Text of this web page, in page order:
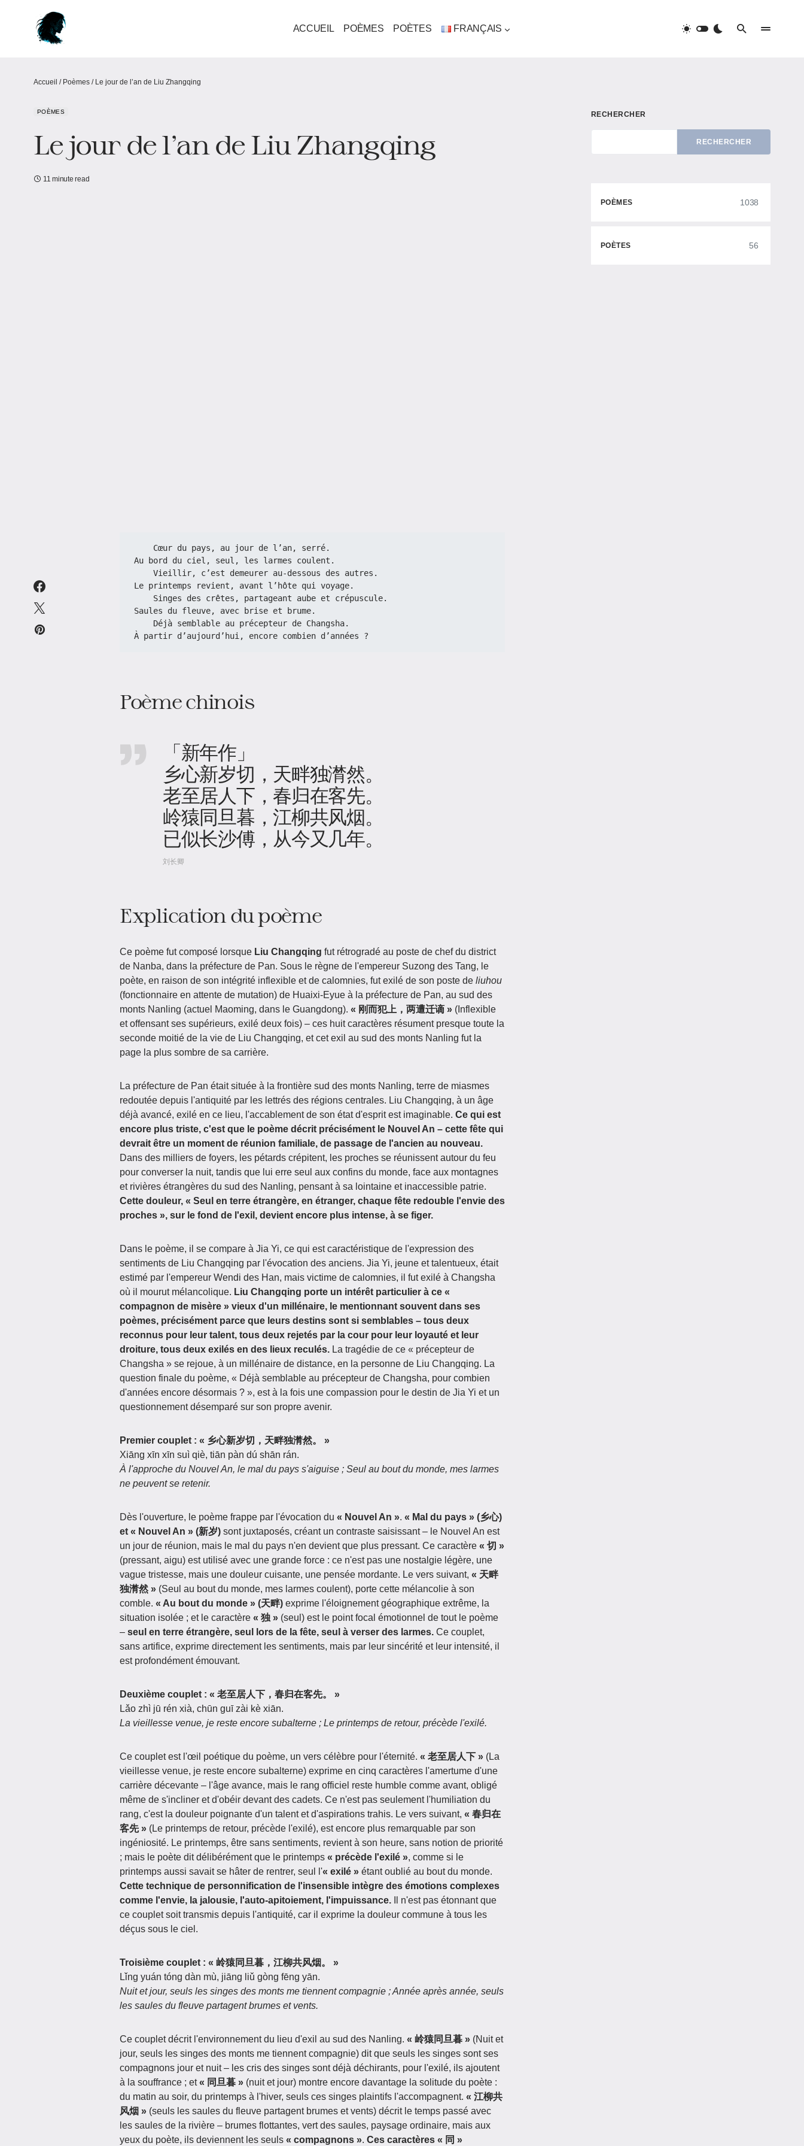
ACCUEIL POÈMES POÈTES FRANÇAIS
Accueil / Poèmes / Le jour de l’an de Liu Zhangqing
POÈMES
Le jour de l’an de Liu Zhangqing
11 minute read
    Cœur du pays, au jour de l’an, serré.
Au bord du ciel, seul, les larmes coulent.
    Vieillir, c’est demeurer au-dessous des autres.
Le printemps revient, avant l’hôte qui voyage.
    Singes des crêtes, partageant aube et crépuscule.
Saules du fleuve, avec brise et brume.
    Déjà semblable au précepteur de Changsha.
À partir d’aujourd’hui, encore combien d’années ?
Poème chinois
「新年作」
乡心新岁切，天畔独潸然。
老至居人下，春归在客先。
岭猿同旦暮，江柳共风烟。
已似长沙傅，从今又几年。
刘长卿
Explication du poème
Ce poème fut composé lorsque Liu Changqing fut rétrogradé au poste de chef du district
de Nanba, dans la préfecture de Pan. Sous le règne de l'empereur Suzong des Tang, le
poète, en raison de son intégrité inflexible et de calomnies, fut exilé de son poste de liuhou
(fonctionnaire en attente de mutation) de Huaixi-Eyue à la préfecture de Pan, au sud des
monts Nanling (actuel Maoming, dans le Guangdong). « 刚而犯上，两遭迁谪 » (Inflexible
et offensant ses supérieurs, exilé deux fois) – ces huit caractères résument presque toute la
seconde moitié de la vie de Liu Changqing, et cet exil au sud des monts Nanling fut la
page la plus sombre de sa carrière.
La préfecture de Pan était située à la frontière sud des monts Nanling, terre de miasmes
redoutée depuis l'antiquité par les lettrés des régions centrales. Liu Changqing, à un âge
déjà avancé, exilé en ce lieu, l'accablement de son état d'esprit est imaginable. Ce qui est
encore plus triste, c'est que le poème décrit précisément le Nouvel An – cette fête qui
devrait être un moment de réunion familiale, de passage de l'ancien au nouveau.
Dans des milliers de foyers, les pétards crépitent, les proches se réunissent autour du feu
pour converser la nuit, tandis que lui erre seul aux confins du monde, face aux montagnes
et rivières étrangères du sud des Nanling, pensant à sa lointaine et inaccessible patrie.
Cette douleur, « Seul en terre étrangère, en étranger, chaque fête redouble l'envie des
proches », sur le fond de l'exil, devient encore plus intense, à se figer.
Dans le poème, il se compare à Jia Yi, ce qui est caractéristique de l'expression des
sentiments de Liu Changqing par l'évocation des anciens. Jia Yi, jeune et talentueux, était
estimé par l'empereur Wendi des Han, mais victime de calomnies, il fut exilé à Changsha
où il mourut mélancolique. Liu Changqing porte un intérêt particulier à ce «
compagnon de misère » vieux d'un millénaire, le mentionnant souvent dans ses
poèmes, précisément parce que leurs destins sont si semblables – tous deux
reconnus pour leur talent, tous deux rejetés par la cour pour leur loyauté et leur
droiture, tous deux exilés en des lieux reculés. La tragédie de ce « précepteur de
Changsha » se rejoue, à un millénaire de distance, en la personne de Liu Changqing. La
question finale du poème, « Déjà semblable au précepteur de Changsha, pour combien
d'années encore désormais ? », est à la fois une compassion pour le destin de Jia Yi et un
questionnement désemparé sur son propre avenir.
Premier couplet : « 乡心新岁切，天畔独潸然。 »
Xiāng xīn xīn suì qiè, tiān pàn dú shān rán.
À l'approche du Nouvel An, le mal du pays s'aiguise ; Seul au bout du monde, mes larmes
ne peuvent se retenir.
Dès l'ouverture, le poème frappe par l'évocation du « Nouvel An ». « Mal du pays » (乡心)
et « Nouvel An » (新岁) sont juxtaposés, créant un contraste saisissant – le Nouvel An est
un jour de réunion, mais le mal du pays n'en devient que plus pressant. Ce caractère « 切 »
(pressant, aigu) est utilisé avec une grande force : ce n'est pas une nostalgie légère, une
vague tristesse, mais une douleur cuisante, une pensée mordante. Le vers suivant, « 天畔
独潸然 » (Seul au bout du monde, mes larmes coulent), porte cette mélancolie à son
comble. « Au bout du monde » (天畔) exprime l'éloignement géographique extrême, la
situation isolée ; et le caractère « 独 » (seul) est le point focal émotionnel de tout le poème
– seul en terre étrangère, seul lors de la fête, seul à verser des larmes. Ce couplet,
sans artifice, exprime directement les sentiments, mais par leur sincérité et leur intensité, il
est profondément émouvant.
Deuxième couplet : « 老至居人下，春归在客先。 »
Lǎo zhì jū rén xià, chūn guī zài kè xiān.
La vieillesse venue, je reste encore subalterne ; Le printemps de retour, précède l'exilé.
Ce couplet est l'œil poétique du poème, un vers célèbre pour l'éternité. « 老至居人下 » (La
vieillesse venue, je reste encore subalterne) exprime en cinq caractères l'amertume d'une
carrière décevante – l'âge avance, mais le rang officiel reste humble comme avant, obligé
même de s'incliner et d'obéir devant des cadets. Ce n'est pas seulement l'humiliation du
rang, c'est la douleur poignante d'un talent et d'aspirations trahis. Le vers suivant, « 春归在
客先 » (Le printemps de retour, précède l'exilé), est encore plus remarquable par son
ingéniosité. Le printemps, être sans sentiments, revient à son heure, sans notion de priorité
; mais le poète dit délibérément que le printemps « précède l'exilé », comme si le
printemps aussi savait se hâter de rentrer, seul l'« exilé » étant oublié au bout du monde.
Cette technique de personnification de l'insensible intègre des émotions complexes
comme l'envie, la jalousie, l'auto-apitoiement, l'impuissance. Il n'est pas étonnant que
ce couplet soit transmis depuis l'antiquité, car il exprime la douleur commune à tous les
déçus sous le ciel.
Troisième couplet : « 岭猿同旦暮，江柳共风烟。 »
Lǐng yuán tóng dàn mù, jiāng liǔ gòng fēng yān.
Nuit et jour, seuls les singes des monts me tiennent compagnie ; Année après année, seuls
les saules du fleuve partagent brumes et vents.
Ce couplet décrit l'environnement du lieu d'exil au sud des Nanling. « 岭猿同旦暮 » (Nuit et
jour, seuls les singes des monts me tiennent compagnie) dit que seuls les singes sont ses
compagnons jour et nuit – les cris des singes sont déjà déchirants, pour l'exilé, ils ajoutent
à la souffrance ; et« 同旦暮 » (nuit et jour) montre encore davantage la solitude du poète :
du matin au soir, du printemps à l'hiver, seuls ces singes plaintifs l'accompagnent. « 江柳共
风烟 » (seuls les saules du fleuve partagent brumes et vents) décrit le temps passé avec
les saules de la rivière – brumes flottantes, vert des saules, paysage ordinaire, mais aux
yeux du poète, ils deviennent les seuls « compagnons ». Ces caractères « 同 »
RECHERCHER
RECHERCHER
POÈMES 1038
POÈTES 56